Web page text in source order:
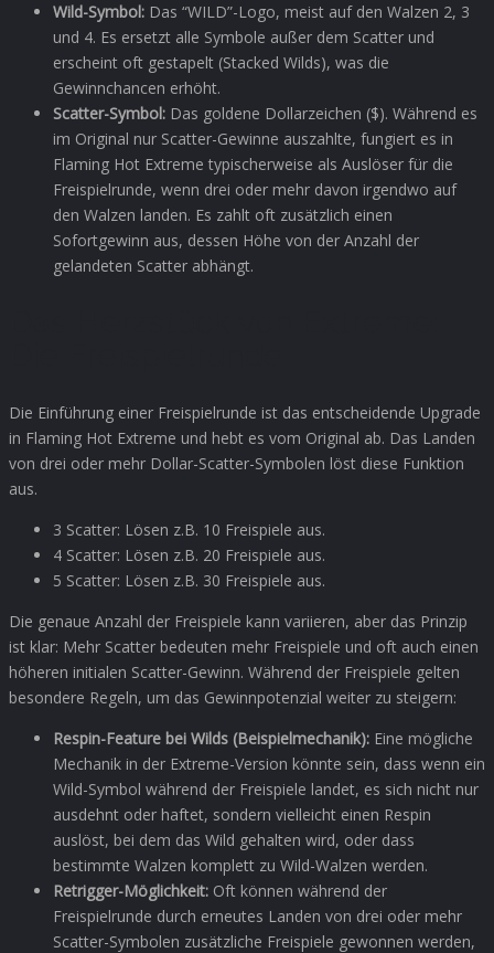
Wild-Symbol: Das “WILD”-Logo, meist auf den Walzen 2, 3
und 4. Es ersetzt alle Symbole außer dem Scatter und
erscheint oft gestapelt (Stacked Wilds), was die
Gewinnchancen erhöht.
Scatter-Symbol: Das goldene Dollarzeichen ($). Während es
im Original nur Scatter-Gewinne auszahlte, fungiert es in
Flaming Hot Extreme typischerweise als Auslöser für die
Freispielrunde, wenn drei oder mehr davon irgendwo auf
den Walzen landen. Es zahlt oft zusätzlich einen
Sofortgewinn aus, dessen Höhe von der Anzahl der
gelandeten Scatter abhängt.
Die Einführung einer Freispielrunde ist das entscheidende Upgrade
in Flaming Hot Extreme und hebt es vom Original ab. Das Landen
von drei oder mehr Dollar-Scatter-Symbolen löst diese Funktion
aus.
3 Scatter: Lösen z.B. 10 Freispiele aus.
4 Scatter: Lösen z.B. 20 Freispiele aus.
5 Scatter: Lösen z.B. 30 Freispiele aus.
Die genaue Anzahl der Freispiele kann variieren, aber das Prinzip
ist klar: Mehr Scatter bedeuten mehr Freispiele und oft auch einen
höheren initialen Scatter-Gewinn. Während der Freispiele gelten
besondere Regeln, um das Gewinnpotenzial weiter zu steigern:
Respin-Feature bei Wilds (Beispielmechanik): Eine mögliche
Mechanik in der Extreme-Version könnte sein, dass wenn ein
Wild-Symbol während der Freispiele landet, es sich nicht nur
ausdehnt oder haftet, sondern vielleicht einen Respin
auslöst, bei dem das Wild gehalten wird, oder dass
bestimmte Walzen komplett zu Wild-Walzen werden.
Retrigger-Möglichkeit: Oft können während der
Freispielrunde durch erneutes Landen von drei oder mehr
Scatter-Symbolen zusätzliche Freispiele gewonnen werden,